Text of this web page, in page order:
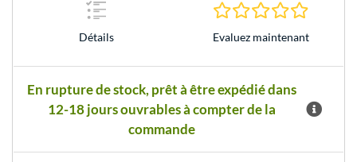
Détails Evaluez maintenant
En rupture de stock, prêt à être expédié dans
12-18 jours ouvrables à compter de la
commande